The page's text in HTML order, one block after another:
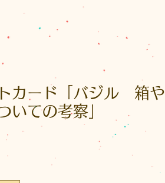
カード「バジル 箱や
いての考察」